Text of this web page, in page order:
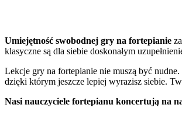
Umiejętność swobodnej gry na fortepianie
klasyczne są dla siebie doskonałym
Lekcje gry na fortepianie nie muszą być nudne.
dzięki którym jeszcze lepiej wyrazisz siebie.
Nasi nauczyciele fortepianu koncertują na